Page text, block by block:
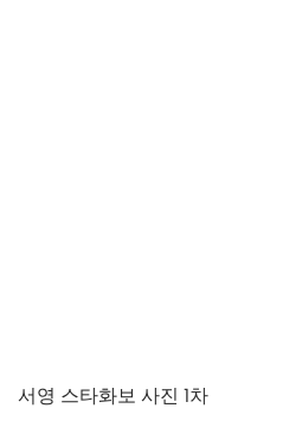
서영 스타화보 사진 1차